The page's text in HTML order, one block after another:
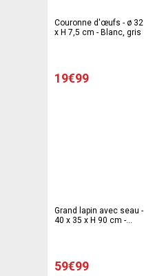
Couronne d'œufs - ø 32
x H 7,5 cm - Blanc, gris
19€99
Grand lapin avec seau -
40 x 35 x H 90 cm -
59€99